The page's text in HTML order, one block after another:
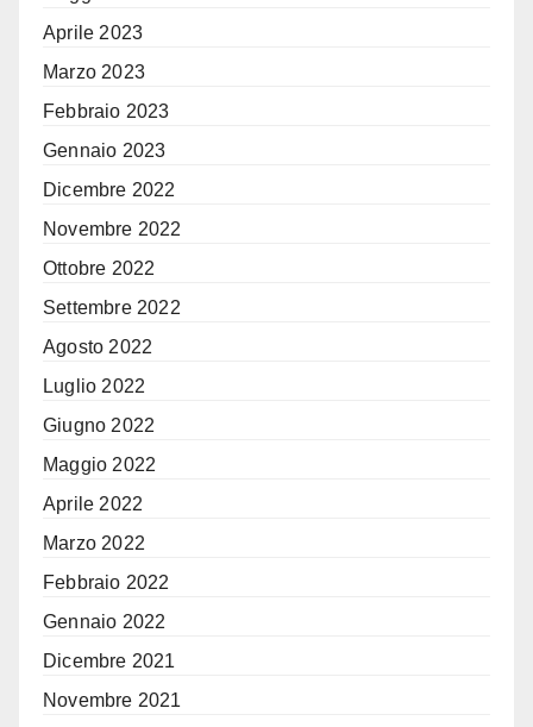
Aprile 2023
Marzo 2023
Febbraio 2023
Gennaio 2023
Dicembre 2022
Novembre 2022
Ottobre 2022
Settembre 2022
Agosto 2022
Luglio 2022
Giugno 2022
Maggio 2022
Aprile 2022
Marzo 2022
Febbraio 2022
Gennaio 2022
Dicembre 2021
Novembre 2021